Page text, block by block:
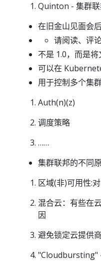
Quinton - 集群
在旧金山见面会
请阅读、评
不是 1.0，而是
可以在
用于控制多个集
Auth(n)(z)
调度策略
……
集群联邦的不同
区域(非)可用性:
混合云：有些在
因
避免锁定云提供
"Cloudbursting"